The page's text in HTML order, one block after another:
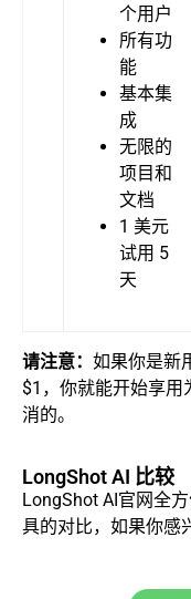
个用户
所有功
能
基本集
成
无限的
项目和
文档
1 美元
试用 5
天
请注意： 如果你是新
$1，你就能开始享用
消的。
LongShot AI 比较
LongShot AI官网全
具的对比，如果你感